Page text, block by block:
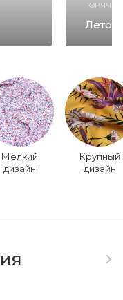
Лето
Мелкий
дизайн
Крупный
дизайн